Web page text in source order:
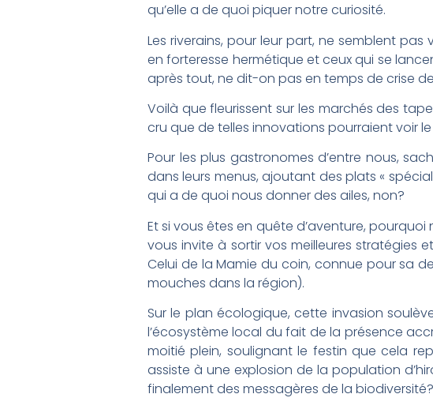
qu’elle a de quoi piquer notre curiosité.
Les riverains, pour leur part, ne semblent
en forteresse hermétique et ceux qui se
après tout, ne dit-on pas en temps de crise
Voilà que fleurissent sur les marchés des
cru que de telles innovations pourraient voir
Pour les plus gastronomes d’entre nous,
dans leurs menus, ajoutant des plats «
qui a de quoi nous donner des ailes, non?
Et si vous êtes en quête d’aventure,
vous invite à sortir vos meilleures stratégies
Celui de la Mamie du coin, connue pour sa
mouches dans la région).
Sur le plan écologique, cette invasion
l’écosystème local du fait de la présence
moitié plein, soulignant le festin que cela
assiste à une explosion de la population
finalement des messagères de la biodiversité?